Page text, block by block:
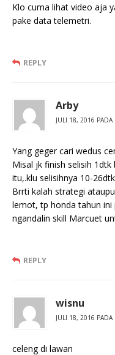
Klo cuma lihat video aja
pake data telemetri.
REPLY
Arby
JULI 18, 2016 PADA
Yang geger cari wedus
Misal jk finish selisih 1dtk
itu,.klu selisihnya 10-
Brrti kalah strategi
lemot, tp honda tahun
ngandalin skill Marcuet
REPLY
wisnu
JULI 18, 2016 PADA
celeng di lawan